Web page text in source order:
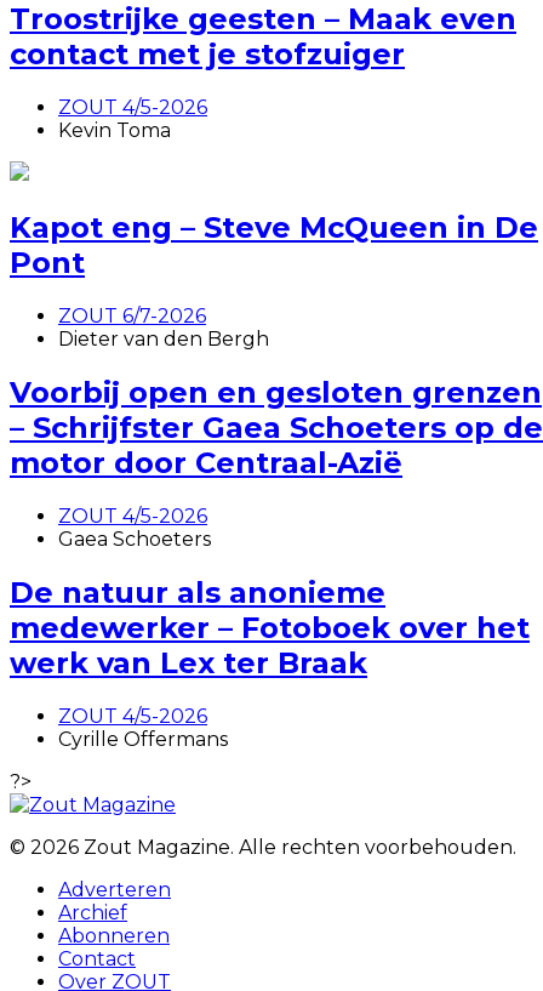
Troostrijke geesten – Maak even
contact met je stofzuiger
ZOUT 4/5-2026
Kevin Toma
Kapot eng – Steve McQueen in De
Pont
ZOUT 6/7-2026
Dieter van den Bergh
Voorbij open en gesloten grenzen
– Schrijfster Gaea Schoeters op de
motor door Centraal-Azië
ZOUT 4/5-2026
Gaea Schoeters
De natuur als anonieme
medewerker – Fotoboek over het
werk van Lex ter Braak
ZOUT 4/5-2026
Cyrille Offermans
?>
© 2026 Zout Magazine. Alle rechten voorbehouden.
Adverteren
Archief
Abonneren
Contact
Over ZOUT